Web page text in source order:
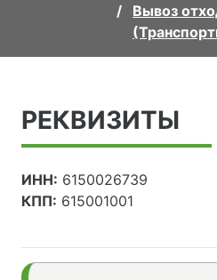
Вывоз
РЕКВИЗИТЫ
ИНН: 6150026739
КПП: 615001001